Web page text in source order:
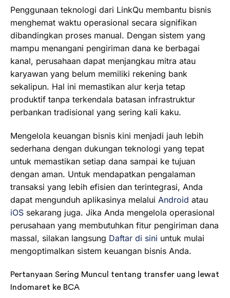
Penggunaan teknologi dari LinkQu membantu bisnis
menghemat waktu operasional secara signifikan
dibandingkan proses manual. Dengan sistem yang
mampu menangani pengiriman dana ke berbagai
kanal, perusahaan dapat menjangkau mitra atau
karyawan yang belum memiliki rekening bank
sekalipun. Hal ini memastikan alur kerja tetap
produktif tanpa terkendala batasan infrastruktur
perbankan tradisional yang sering kali kaku.
Mengelola keuangan bisnis kini menjadi jauh lebih
sederhana dengan dukungan teknologi yang tepat
untuk memastikan setiap dana sampai ke tujuan
dengan aman. Untuk mendapatkan pengalaman
transaksi yang lebih efisien dan terintegrasi, Anda
dapat mengunduh aplikasinya melalui Android atau
iOS sekarang juga. Jika Anda mengelola operasional
perusahaan yang membutuhkan fitur pengiriman dana
massal, silakan langsung Daftar di sini untuk mulai
mengoptimalkan sistem keuangan bisnis Anda.
Pertanyaan Sering Muncul tentang transfer uang lewat
Indomaret ke BCA